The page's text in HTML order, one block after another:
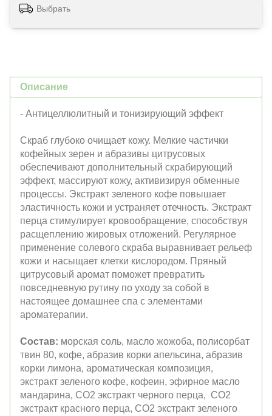
Выбрать
Описание
- Антицеллюлитный и тонизирующий эффект
Скраб глубоко очищает кожу. Мелкие частички
кофейных зерен и абразивы цитрусовых
обеспечивают дополнительный скрабирующий
эффект, массируют кожу, активизируя обменные
процессы. Экстракт зеленого кофе повышает
эластичность кожи и устраняет отечность. Экстракт
перца стимулирует кровообращение, способствуя
расщеплению жировых отложений. Регулярное
применение солевого скраба выравнивает рельеф
кожи и насыщает клетки кислородом. Пряный
цитрусовый аромат поможет превратить
повседневную рутину по уходу за собой в
настоящее домашнее спа с элементами
ароматерапии.
Состав: морская соль, масло жожоба, полисорбат
твин 80, кофе, абразив корки апельсина, абразив
корки лимона, ароматическая композиция,
экстракт зеленого кофе, кофеин, эфирное масло
мандарина, СО2 экстракт черного перца, СО2
экстракт красного перца, СО2 экстракт зеленого